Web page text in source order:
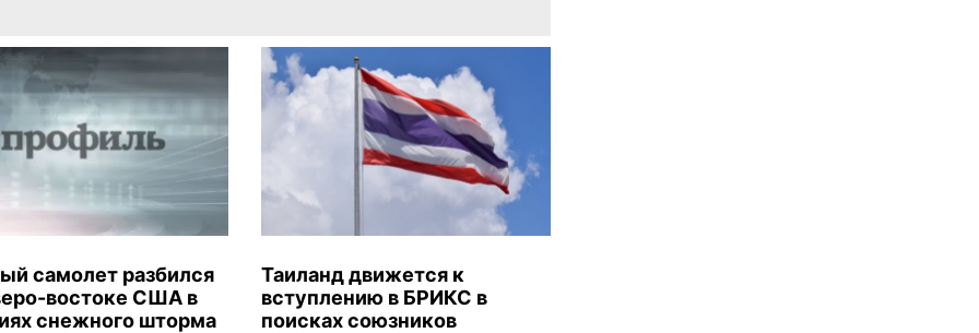
самолет разбился
востоке США в
снежного шторма
Таиланд движется к
вступлению в БРИКС в
поисках союзников